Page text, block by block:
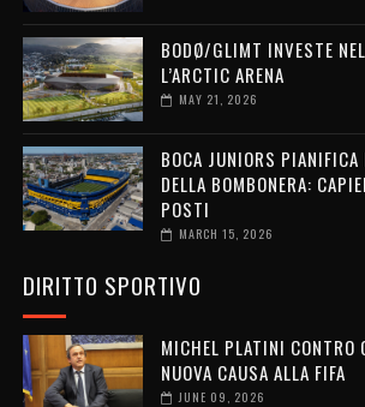
BODØ/GLIMT INVESTE
L’ARCTIC ARENA
MAY 21, 2026
BOCA JUNIORS PIANIFICA
DELLA BOMBONERA:
POSTI
MARCH 15, 2026
DIRITTO SPORTIVO
MICHEL PLATINI CONTRO
NUOVA CAUSA ALLA FIFA
JUNE 09, 2026